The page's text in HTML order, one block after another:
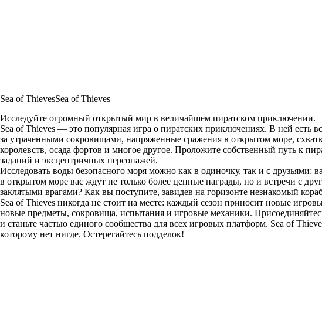
Sea of ThievesSea of Thieves
Исследуйте огромный открытый мир в величайшем пиратском приключении.
Sea of Thieves — это популярная игра о пиратских приключениях. В ней есть
за утраченными сокровищами, напряженные сражения в открытом море,
королевств, осада фортов и многое другое. Проложите собственный путь к
заданий и эксцентричных персонажей.
Исследовать воды безопасного моря можно как в одиночку, так и с
в открытом море вас ждут не только более ценные награды, но и встречи с
заклятыми врагами? Как вы поступите, завидев на горизонте незнакомый
Sea of Thieves никогда не стоит на месте: каждый сезон приносит новые
новые предметы, сокровища, испытания и игровые механики.
и станьте частью единого сообщества для всех игровых платформ. Sea of
которому нет нигде. Остерегайтесь подделок!